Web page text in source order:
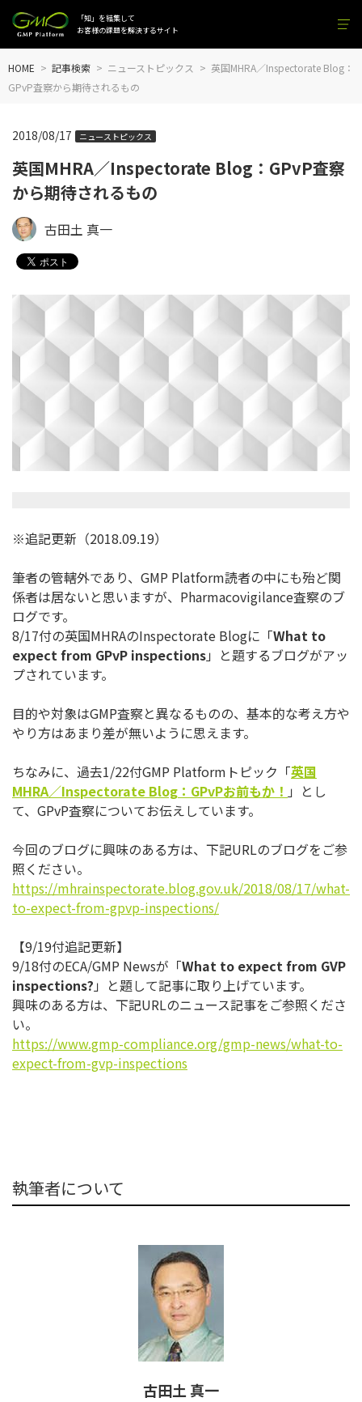
「知」を結集して
お客様の課題を解決するサイト
HOME 記事検索 ニューストピックス
英国MHRA／Inspectorate Blog：
GPvP査察から期待されるもの
英国MHRA／Inspectorate Blog：GPvP査察
から期待されるもの
2018/08/17 ニューストピックス
古田土 真一
※追記更新（2018.09.19）
筆者の管轄外であり、GMP Platform読者の中にも殆ど関
係者は居ないと思いますが、 Pharmacovigilance査察のブ
ログです。
8/17付の英国MHRAのInspectorate Blogに「What to
expect from GPvP inspections」と題するブログがアッ
プされています。
目的や対象はGMP査察と異なるものの、 基本的な考え方や
やり方はあまり差が無いように思えます。
ちなみに、過去1/22付GMP Platformトピック「英国
MHRA／Inspectorate Blog ： GPvPお前もか！ 」とし
て、GPvP査察についてお伝えしています。
今回のブログに興味のある方は、下記URLのブログをご参
照ください。
https://mhrainspectorate.blog.gov.uk/2018/08/17/what-
to-expect-from-gpvp-inspections/
【9/19付追記更新】
9/18付のECA/GMP Newsが「What to expect from GVP
inspections? 」と題して記事に取り上げています。
興味のある方は、下記URLのニュース記事をご参照くださ
い。
https://www.gmp-compliance.org/gmp-news/what-to-
expect-from-gvp-inspections
執筆者について
古田土 真一